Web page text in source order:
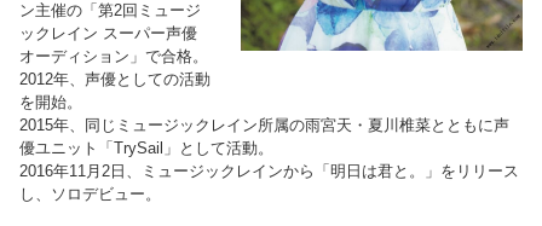
ン主催の「第2回ミュージ
ックレイン スーパー声優
オーディション」で合格。
2012年、声優としての活動
を開始。
2015年、同じミュージックレイン所属の雨宮天・夏川椎菜とともに声
優ユニット「TrySail」として活動。
2016年11月2日、ミュージックレインから「明日は君と。」をリリース
し、ソロデビュー。